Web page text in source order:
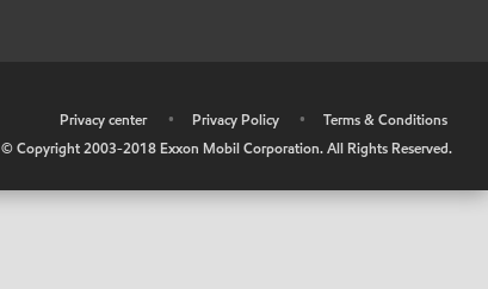
Privacy center • Privacy Policy •
Terms & Conditions
© Copyright 2003-2018 Exxon Mobil Corporation. All Rights Reserved.